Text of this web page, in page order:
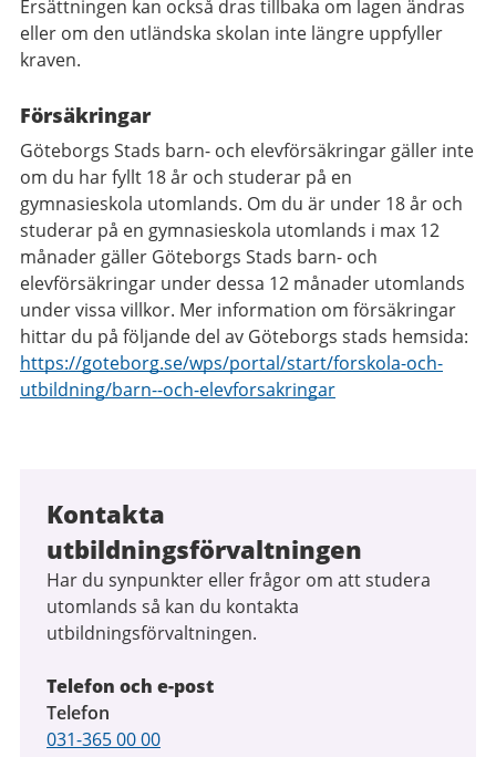
Ersättningen kan också dras tillbaka om lagen ändras
eller om den utländska skolan inte längre uppfyller
kraven.
Försäkringar
Göteborgs Stads barn- och elevförsäkringar gäller inte
om du har fyllt 18 år och studerar på en
gymnasieskola utomlands. Om du är under 18 år och
studerar på en gymnasieskola utomlands i max 12
månader gäller Göteborgs Stads barn- och
elevförsäkringar under dessa 12 månader utomlands
under vissa villkor. Mer information om försäkringar
hittar du på följande del av Göteborgs stads hemsida:
https://goteborg.se/wps/portal/start/forskola-och-
utbildning/barn--och-elevforsakringar
Kontakta
utbildningsförvaltningen
Har du synpunkter eller frågor om att studera
utomlands så kan du kontakta
utbildningsförvaltningen.
Telefon och e-post
Telefon
031-365 00 00